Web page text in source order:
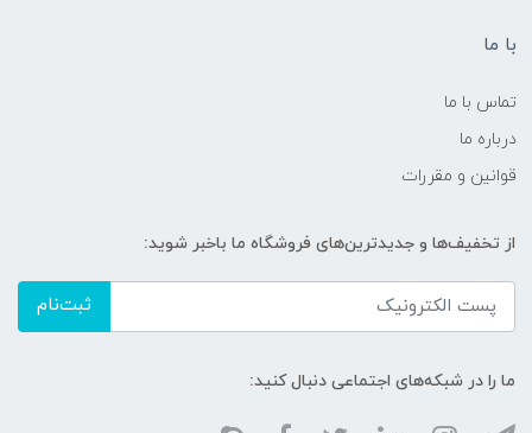
با ما
تماس با ما
درباره ما
قوانین و مقررات
از تخفیف‌ها و جدیدترین‌های فروشگاه ما باخبر شوید:
ثبت‌نام
ما را در شبکه‌های اجتماعی دنبال کنید: